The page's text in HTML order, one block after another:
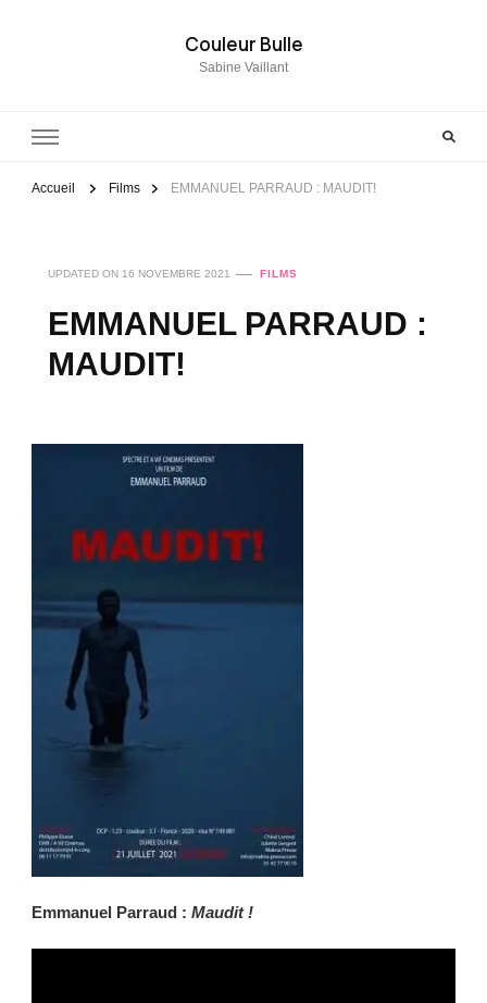
Couleur Bulle
Sabine Vaillant
Accueil Films EMMANUEL PARRAUD : MAUDIT!
UPDATED ON 16 NOVEMBRE 2021 FILMS
EMMANUEL PARRAUD :
MAUDIT!
Emmanuel Parraud : Maudit !